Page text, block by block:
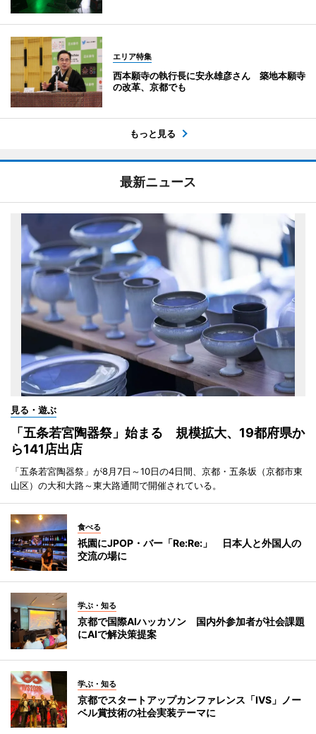
エリア特集
西本願寺の執行長に安永雄彦さん 築地本願寺
の改革、京都でも
もっと見る
最新ニュース
見る・遊ぶ
「五条若宮陶器祭」始まる 規模拡大、19都府県か
ら141店出店
「五条若宮陶器祭」が8月7日～10日の4日間、京都・五条坂（京都市東
山区）の大和大路～東大路通間で開催されている。
食べる
祇園にJPOP・バー「Re:Re:」 日本人と外国人の
交流の場に
学ぶ・知る
京都で国際AIハッカソン 国内外参加者が社会課題
にAIで解決策提案
学ぶ・知る
京都でスタートアップカンファレンス「IVS」ノー
ベル賞技術の社会実装テーマに